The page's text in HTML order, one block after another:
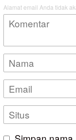
Alamat email Anda tidak